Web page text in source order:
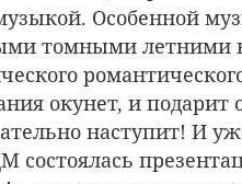
Особенной
томными летними
окунет, и
наступит! И
состоялась